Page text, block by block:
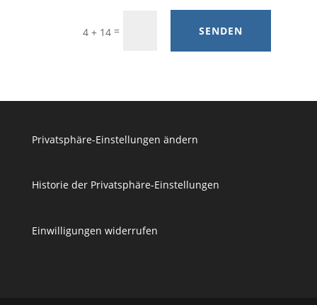
4 + 14 = SENDEN
Privatsphäre-Einstellungen ändern
Historie der Privatsphäre-Einstellungen
Einwilligungen widerrufen